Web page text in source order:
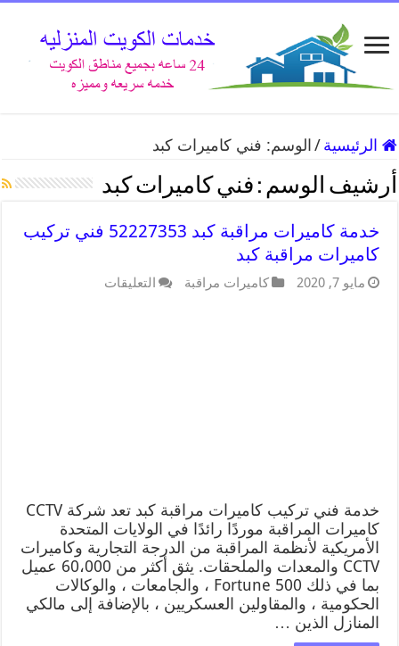
الرئيسية / الوسم: فني كاميرات كبد
أرشيف الوسم : فني كاميرات كبد
خدمة كاميرات مراقبة كبد 52227353 فني تركيب
كاميرات مراقبة كبد
مايو 7, 2020 كاميرات مراقبة التعليقات
خدمة فني تركيب كاميرات مراقبة كبد تعد شركة CCTV
كاميرات المراقبة موردًا رائدًا في الولايات المتحدة
الأمريكية لأنظمة المراقبة من الدرجة التجارية وكاميرات
CCTV والمعدات والملحقات. يثق أكثر من 60،000 عميل
بما في ذلك Fortune 500 ، والجامعات ، والوكالات
الحكومية ، والمقاولين العسكريين ، بالإضافة إلى مالكي
المنازل الذين …